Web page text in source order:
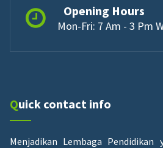
Opening Hours
Mon-Fri: 7 Am - 3 Pm
Quick contact info
Menjadikan Lembaga Pendidikan